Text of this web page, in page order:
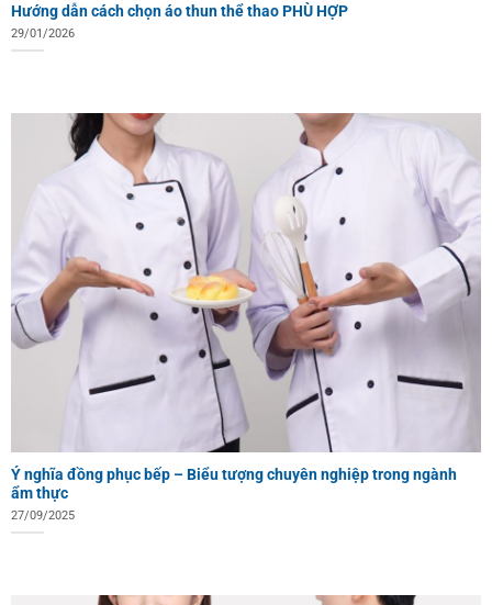
Hướng dẫn cách chọn áo thun thể thao PHÙ HỢP
29/01/2026
Ý nghĩa đồng phục bếp – Biểu tượng chuyên nghiệp trong ngành
ẩm thực
27/09/2025